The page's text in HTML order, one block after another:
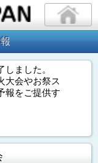
ました。
大会やお祭ス
報をご提供す